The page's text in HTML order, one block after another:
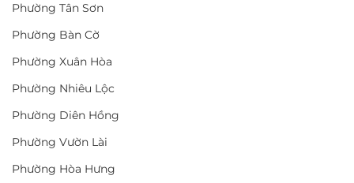
Phường Tân Sơn
Phường Bàn Cờ
Phường Xuân Hòa
Phường Nhiêu Lộc
Phường Diên Hồng
Phường Vườn Lài
Phường Hòa Hưng